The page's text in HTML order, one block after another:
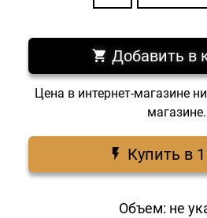
Добавить в
Цена в интернет-магазине
магазине.
Купить в
Объем: не